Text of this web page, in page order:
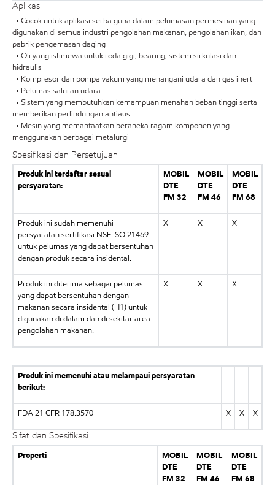
Aplikasi
• Cocok untuk aplikasi serba guna dalam pelumasan permesinan yang
digunakan di semua industri pengolahan makanan, pengolahan ikan, dan
pabrik pengemasan daging
• Oli yang istimewa untuk roda gigi, bearing, sistem sirkulasi dan
hidraulis
• Kompresor dan pompa vakum yang menangani udara dan gas inert
• Pelumas saluran udara
• Sistem yang membutuhkan kemampuan menahan beban tinggi serta
memberikan perlindungan antiaus
• Mesin yang memanfaatkan beraneka ragam komponen yang
menggunakan berbagai metalurgi
Spesifikasi dan Persetujuan
Produk ini terdaftar sesuai
persyaratan:
MOBIL
DTE
FM 32
MOBIL
DTE
FM 46
MOBIL
DTE
FM 68
Produk ini sudah memenuhi
persyaratan sertifikasi NSF ISO 21469
untuk pelumas yang dapat bersentuhan
dengan produk secara insidental.
X X X
Produk ini diterima sebagai pelumas
yang dapat bersentuhan dengan
makanan secara insidental (H1) untuk
digunakan di dalam dan di sekitar area
pengolahan makanan.
X X X
Produk ini memenuhi atau melampaui persyaratan
berikut:
FDA 21 CFR 178.3570 X X X
Sifat dan Spesifikasi
Properti
MOBIL
DTE
FM 32
MOBIL
DTE
FM 46
MOBIL
DTE
FM 68